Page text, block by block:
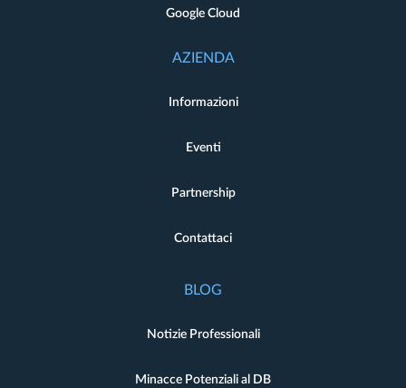
Google Cloud
AZIENDA
Informazioni
Eventi
Partnership
Contattaci
BLOG
Notizie Professionali
Minacce Potenziali al DB